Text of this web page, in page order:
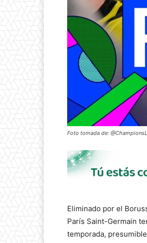
Foto tomada de:
Eliminado por el
París Saint-Germain
temporada,